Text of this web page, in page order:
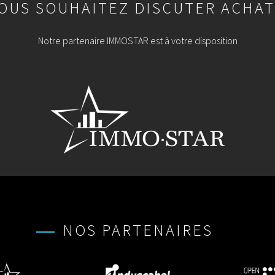
SOUHAITEZ DISCUTER
Notre partenaire IMMOSTAR est à votre disposition
NOS PARTENAIRES